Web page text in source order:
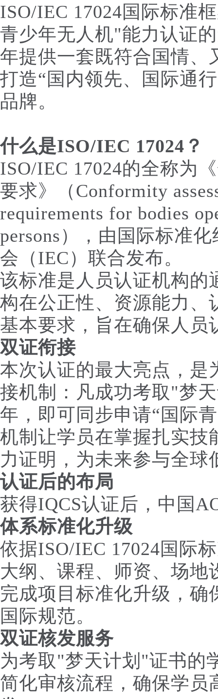
ISO/IEC 17024国际标准
青少年无人机"能力认证
年提供一套既符合国情、
打造“国内领先、国际通
品牌。
什么是ISO/IEC 17024？
ISO/IEC 17024的全称为
要求》（Conformity
requirements for bodies
persons），由国际标准
会（IEC）联合发布。
该标准是人员认证机构的
构在公正性、资源能力、
基本要求，旨在确保人员
双证衔接
本次认证的最大亮点，
接机制：凡成功考取"梦
年，即可同步申请“国际
机制让学员在掌握扎实技
力证明，为未来参与全
认证后的布局
获得IQCS认证后，中国
体系标准化升级
依据ISO/IEC 17024国际
大纲、课程、师资、场
完成项目标准化升级，
国际规范。
双证核发服务
为考取"梦天计划"证书的
简化审核流程，确保学员